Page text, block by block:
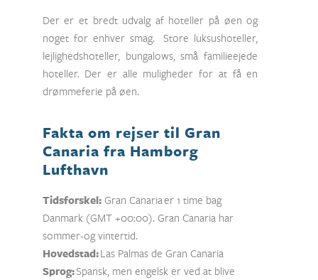
Der er et bredt udvalg af hoteller på øen og
noget for enhver smag. Store luksushoteller,
lejlighedshoteller, bungalows, små familieejede
hoteller. Der er alle muligheder for at få en
drømmeferie på øen.
Fakta om rejser til Gran
Canaria fra Hamborg
Lufthavn
Tidsforskel: Gran Canaria er 1 time bag
Danmark (GMT +00:00). Gran Canaria har
sommer-og vintertid.
Hovedstad:Las Palmas de Gran Canaria
Sprog:Spansk, men engelsk er ved at blive